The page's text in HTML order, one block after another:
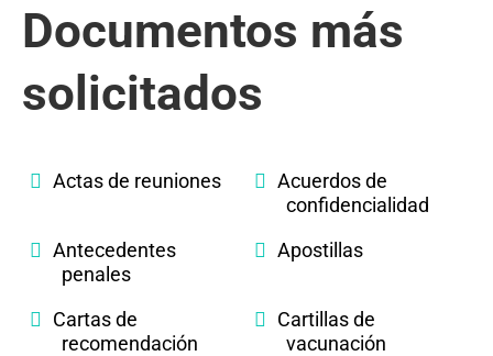
Documentos más
solicitados
Actas de reuniones
Acuerdos de
confidencialidad
Antecedentes
penales
Apostillas
Cartas de
recomendación
Cartillas de
vacunación